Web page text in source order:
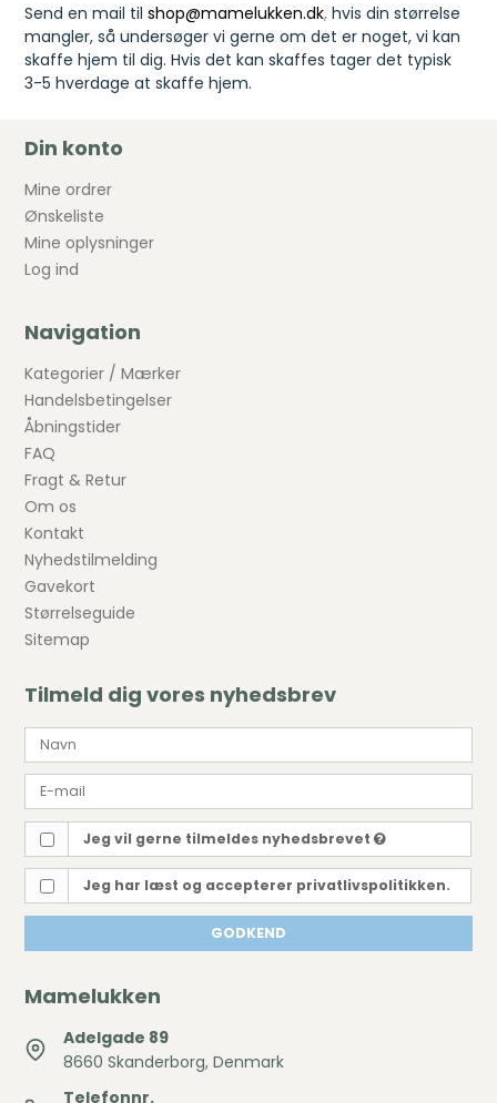
Send en mail tilshop@mamelukken.dk, hvis din størrelse
mangler, så undersøger vi gerne om det er noget, vi kan
skaffe hjem til dig. Hvis det kan skaffes tager det typisk
3-5 hverdage at skaffe hjem.
Din konto
Mine ordrer
Ønskeliste
Mine oplysninger
Log ind
Navigation
Kategorier / Mærker
Handelsbetingelser
Åbningstider
FAQ
Fragt & Retur
Om os
Kontakt
Nyhedstilmelding
Gavekort
Størrelseguide
Sitemap
Tilmeld dig vores nyhedsbrev
Jeg vil gerne tilmeldes nyhedsbrevet
Jeg har læst og accepterer privatlivspolitikken.
GODKEND
Mamelukken
Adelgade 89
8660 Skanderborg, Denmark
Telefonnr.